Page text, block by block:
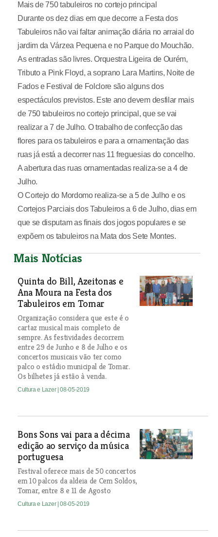
Mais de 750 tabuleiros no cortejo principal
Durante os dez dias em que decorre a Festa dos
Tabuleiros não vai faltar animação diária no arraial do
jardim da Várzea Pequena e no Parque do Mouchão.
As entradas são livres. Orquestra Ligeira de Ourém,
Tributo a Pink Floyd, a soprano Lara Martins, Noite de
Fados e Festival de Folclore são alguns dos
espectáculos previstos. Este ano devem desfilar mais
de 750 tabuleiros no cortejo principal, que se vai
realizar a 7 de Julho. O trabalho de confecção das
flores para os tabuleiros e para a ornamentação das
ruas já está a decorrer nas 11 freguesias do concelho.
A abertura das ruas ornamentadas realiza-se a 4 de
Julho.
O Cortejo do Mordomo realiza-se a 5 de Julho e os
Cortejos Parciais dos Tabuleiros a 6 de Julho, dias em
que se disputam as finais dos jogos populares e se
expõem os tabuleiros na Mata dos Sete Montes.
Mais Notícias
Quinta do Bill, Azeitonas e
Ana Moura na Festa dos
Tabuleiros em Tomar
Organização considera que este é o
cartaz musical mais completo de
sempre. As festividades decorrem
entre 29 de Junho e 8 de Julho e os
concertos musicais vão ter como
palco o estádio municipal de Tomar.
Os bilhetes já estão à venda.
Cultura e Lazer | 08-05-2019
Bons Sons vai para a décima
edição ao serviço da música
portuguesa
Festival oferece mais de 50 concertos
em 10 palcos da aldeia de Cem Soldos,
Tomar, entre 8 e 11 de Agosto
Cultura e Lazer | 08-05-2019